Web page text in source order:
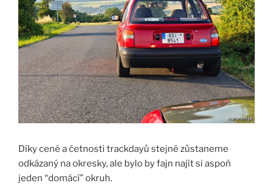
Díky ceně a četnosti trackdayů stejně zůstaneme
odkázaný na okresky, ale bylo by fajn najít si aspoň
jeden “domácí” okruh.